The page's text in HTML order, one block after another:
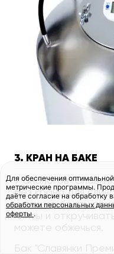
3. КРАН НА БАКЕ
У аналогов
без крана для
кипящую брагу,
плиты и
можете обжечься.
Бак "Славянки
Для обеспечения
метрические программы.
даёте согласие на обработку
обработки персональных
оферты.